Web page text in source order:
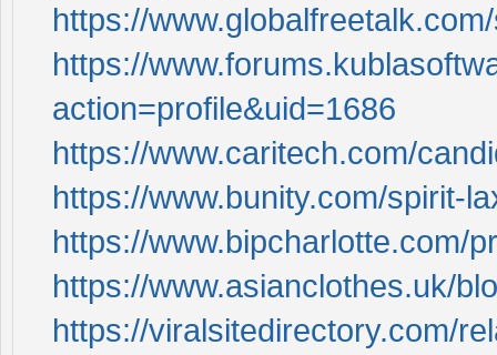
https://
https://
action=profile&uid=1686
https://www.caritech.com/
https://www.bunity.com/spirit-
https://www.bipcharlotte.com/
https://www.asianclothes.uk/
https://viralsitedirectory.com/